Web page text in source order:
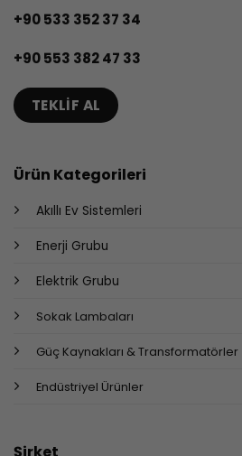
+90 533 352 37 34
+90 553 382 47 33
TEKLIF AL
Ürün Kategorileri
Akıllı Ev Sistemleri
Enerji Grubu
Elektrik Grubu
Sokak Lambaları
Güç Kaynakları & Transformatörler
Endüstriyel Ürünler
Şirket